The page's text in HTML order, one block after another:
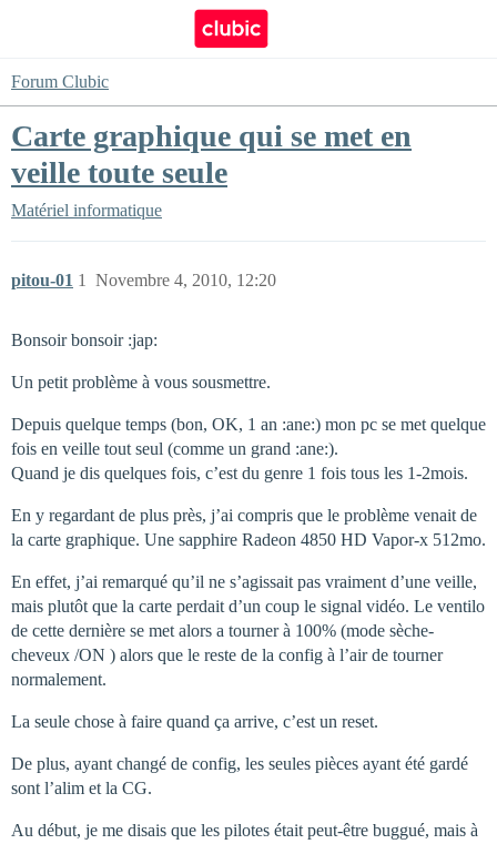
Forum Clubic
Carte graphique qui se met en
veille toute seule
Matériel informatique
pitou-01 Novembre 4, 2010, 12:20
1
Bonsoir bonsoir :jap:
Un petit problème à vous sousmettre.
Depuis quelque temps (bon, OK, 1 an :ane:) mon pc se met quelque
fois en veille tout seul (comme un grand :ane:).
Quand je dis quelques fois, c’est du genre 1 fois tous les 1-2mois.
En y regardant de plus près, j’ai compris que le problème venait de
la carte graphique. Une sapphire Radeon 4850 HD Vapor-x 512mo.
En effet, j’ai remarqué qu’il ne s’agissait pas vraiment d’une veille,
mais plutôt que la carte perdait d’un coup le signal vidéo. Le ventilo
de cette dernière se met alors a tourner à 100% (mode sèche-
cheveux /ON ) alors que le reste de la config à l’air de tourner
normalement.
La seule chose à faire quand ça arrive, c’est un reset.
De plus, ayant changé de config, les seules pièces ayant été gardé
sont l’alim et la CG.
Au début, je me disais que les pilotes était peut-être buggué, mais à